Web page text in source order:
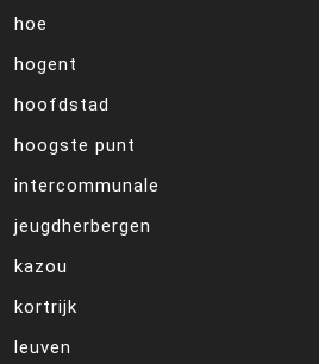
hoe
hogent
hoofdstad
hoogste punt
intercommunale
jeugdherbergen
kazou
kortrijk
leuven